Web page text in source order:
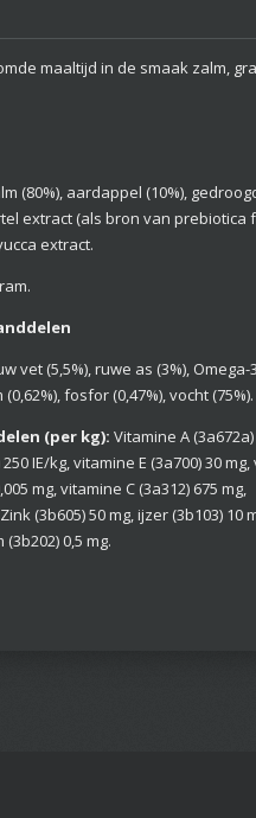
maaltijd in de smaak zalm,
(80%), aardappel (10%),
extract (als bron van prebiotica
extract.
vet (5,5%), ruwe as (3%), Omega-
fosfor (0,47%), vocht (75%).
(per kg): Vitamine A
IE/kg, vitamine E (3a700) 30
mg, vitamine C (3a312) 675 mg,
(3b605) 50 mg, ijzer (3b103) 10
(3b202) 0,5 mg.